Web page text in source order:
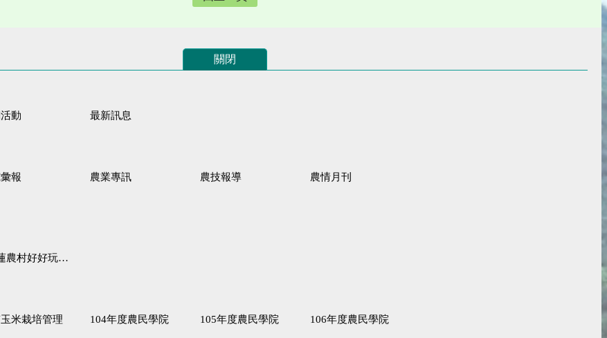
關閉
動 最新訊息
報 農業專訊 農技報導 農情月刊
玩♦「原、生、慢、活」四條遊程推薦
米栽培管理 104年度農民學院 105年度農民學院 106年度農民學院